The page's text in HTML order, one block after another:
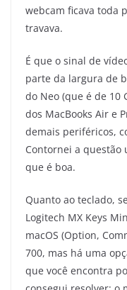
webcam ficava toda
travava.
É que o sinal de
parte da largura de
do Neo (que é de 10
dos MacBooks Air e
demais periféricos,
Contornei a questão
que é boa.
Quanto ao teclado,
Logitech MX Keys
macOS (Option,
700, mas há uma
que você encontra